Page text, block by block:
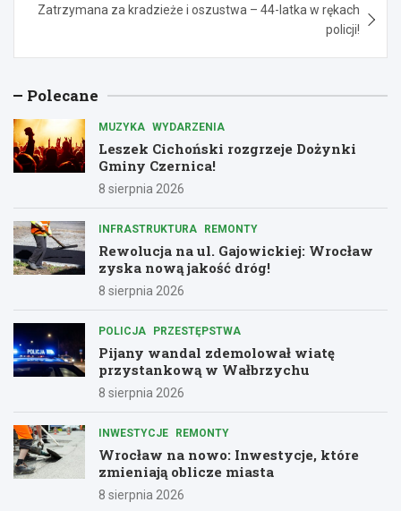
Zatrzymana za kradzieże i oszustwa – 44-latka w rękach
policji!
Polecane
MUZYKA WYDARZENIA
Leszek Cichoński rozgrzeje Dożynki
Gminy Czernica!
8 sierpnia 2026
INFRASTRUKTURA REMONTY
Rewolucja na ul. Gajowickiej: Wrocław
zyska nową jakość dróg!
8 sierpnia 2026
POLICJA PRZESTĘPSTWA
Pijany wandal zdemolował wiatę
przystankową w Wałbrzychu
8 sierpnia 2026
INWESTYCJE REMONTY
Wrocław na nowo: Inwestycje, które
zmieniają oblicze miasta
8 sierpnia 2026